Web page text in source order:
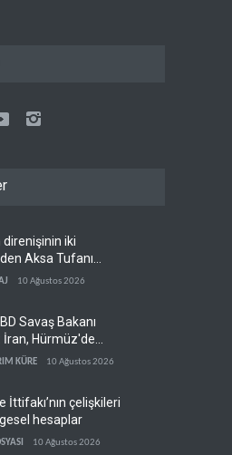
direnişinin iki
Aksa Tufanı
10 Ağustos 2026
Savaş Bakanı
İran, Hürmüz'de
kendisinde
KÜRE 10 Ağustos 2026
İttifakı’nın çelişkileri
hesaplar
10 Ağustos 2026